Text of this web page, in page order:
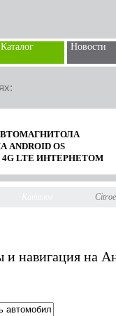
Каталог Новости
ANDROID OS
4G LTE ИНТЕРНЕТОМ
навигация на